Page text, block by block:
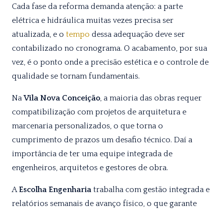
Cada fase da reforma demanda atenção: a parte
elétrica e hidráulica muitas vezes precisa ser
atualizada, e o tempo dessa adequação deve ser
contabilizado no cronograma. O acabamento, por sua
vez, é o ponto onde a precisão estética e o controle de
qualidade se tornam fundamentais.
NaVila Nova Conceição, a maioria das obras requer
compatibilização com projetos de arquitetura e
marcenaria personalizados, o que torna o
cumprimento de prazos um desafio técnico. Daí a
importância de ter uma equipe integrada de
engenheiros, arquitetos e gestores de obra.
AEscolha Engenharia trabalha com gestão integrada e
relatórios semanais de avanço físico, o que garante